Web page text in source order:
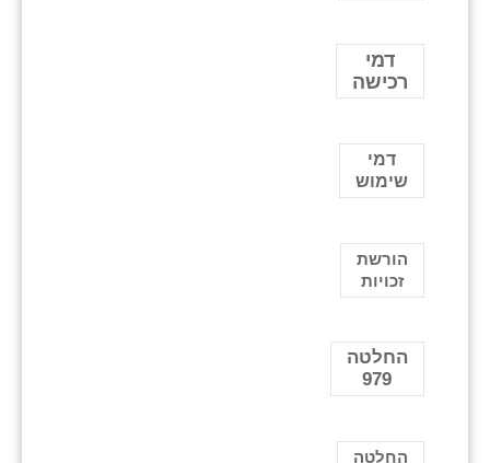
דמי
רכישה
דמי
שימוש
הורשת
זכויות
החלטה
979
החלטה